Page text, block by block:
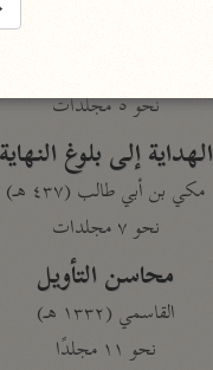
نحو ٥ مجلدات
الهداية إلى بلوغ النهاية
مكي بن أبي طالب (٤٣٧ هـ)
نحو ٧ مجلدات
محاسن التأويل
القاسمي (١٣٣٢ هـ)
نحو ١١ مجلدًا